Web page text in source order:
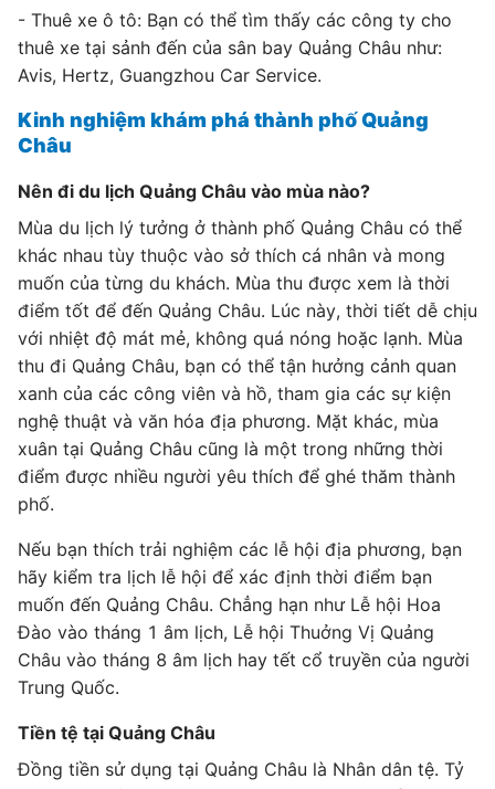
- Thuê xe ô tô: Bạn có thể tìm thấy các công ty cho
thuê xe tại sảnh đến của sân bay Quảng Châu như:
Avis, Hertz, Guangzhou Car Service.
Kinh nghiệm khám phá thành phố Quảng
Châu
Nên đi du lịch Quảng Châu vào mùa nào?
Mùa du lịch lý tưởng ở thành phố Quảng Châu có thể
khác nhau tùy thuộc vào sở thích cá nhân và mong
muốn của từng du khách. Mùa thu được xem là thời
điểm tốt để đến Quảng Châu. Lúc này, thời tiết dễ chịu
với nhiệt độ mát mẻ, không quá nóng hoặc lạnh. Mùa
thu đi Quảng Châu, bạn có thể tận hưởng cảnh quan
xanh của các công viên và hồ, tham gia các sự kiện
nghệ thuật và văn hóa địa phương. Mặt khác, mùa
xuân tại Quảng Châu cũng là một trong những thời
điểm được nhiều người yêu thích để ghé thăm thành
phố.
Nếu bạn thích trải nghiệm các lễ hội địa phương, bạn
hãy kiểm tra lịch lễ hội để xác định thời điểm bạn
muốn đến Quảng Châu. Chẳng hạn như Lễ hội Hoa
Đào vào tháng 1 âm lịch, Lễ hội Thuởng Vị Quảng
Châu vào tháng 8 âm lịch hay tết cổ truyền của người
Trung Quốc.
Tiền tệ tại Quảng Châu
Đồng tiền sử dụng tại Quảng Châu là Nhân dân tệ. Tỷ